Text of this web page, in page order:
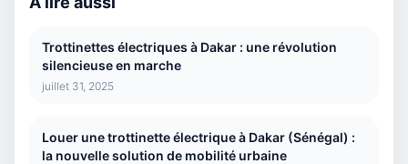
Trottinettes électriques à Dakar : une révolution
silencieuse en marche
juillet 31, 2025
Louer une trottinette électrique à Dakar (Sénégal) :
la nouvelle solution de mobilité urbaine